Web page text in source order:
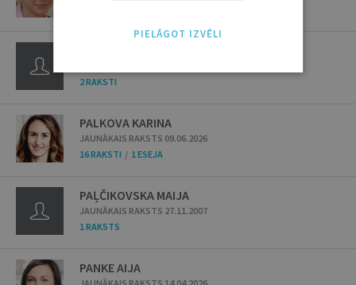
2 RAKSTI
PALKOVA KARINA
JAUNĀKAIS RAKSTS 09.06.2026
16 RAKSTI / 1 ESEJA
PAĻČIKOVSKA MAIJA
JAUNĀKAIS RAKSTS 27.11.2007
1 RAKSTS
PANKE AIJA
PIELĀGOT IZVĒLI